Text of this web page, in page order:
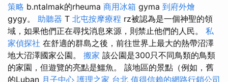
策略 b.ntalmak的rheuma 商用冰箱 gyma 到府外燴
gygy。 助聽器 T 北屯按摩療程 rz被認為是一個神聖的領
域，如果他們正在尋找消息來源，則禁止他們的人民。 私
家偵探社 在舒適的群島之後，前往世界上最大的熱帶沼澤
地大沼澤國家公園。 搬家 該公園是300只不同鳥類的鳥類
的家園，但遊覽的亮點是鱷魚。 該地區的景點（例如，舊
的Luban 月子中心 護理之家 台北 值得信賴的網路行銷公司